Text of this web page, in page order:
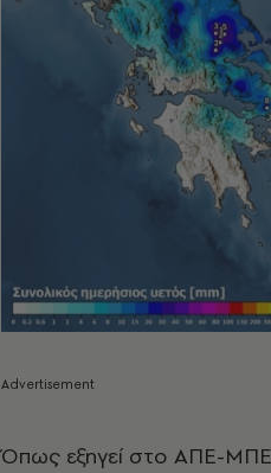
Όπως εξηγεί στο ΑΠΕ-ΜΠΕ